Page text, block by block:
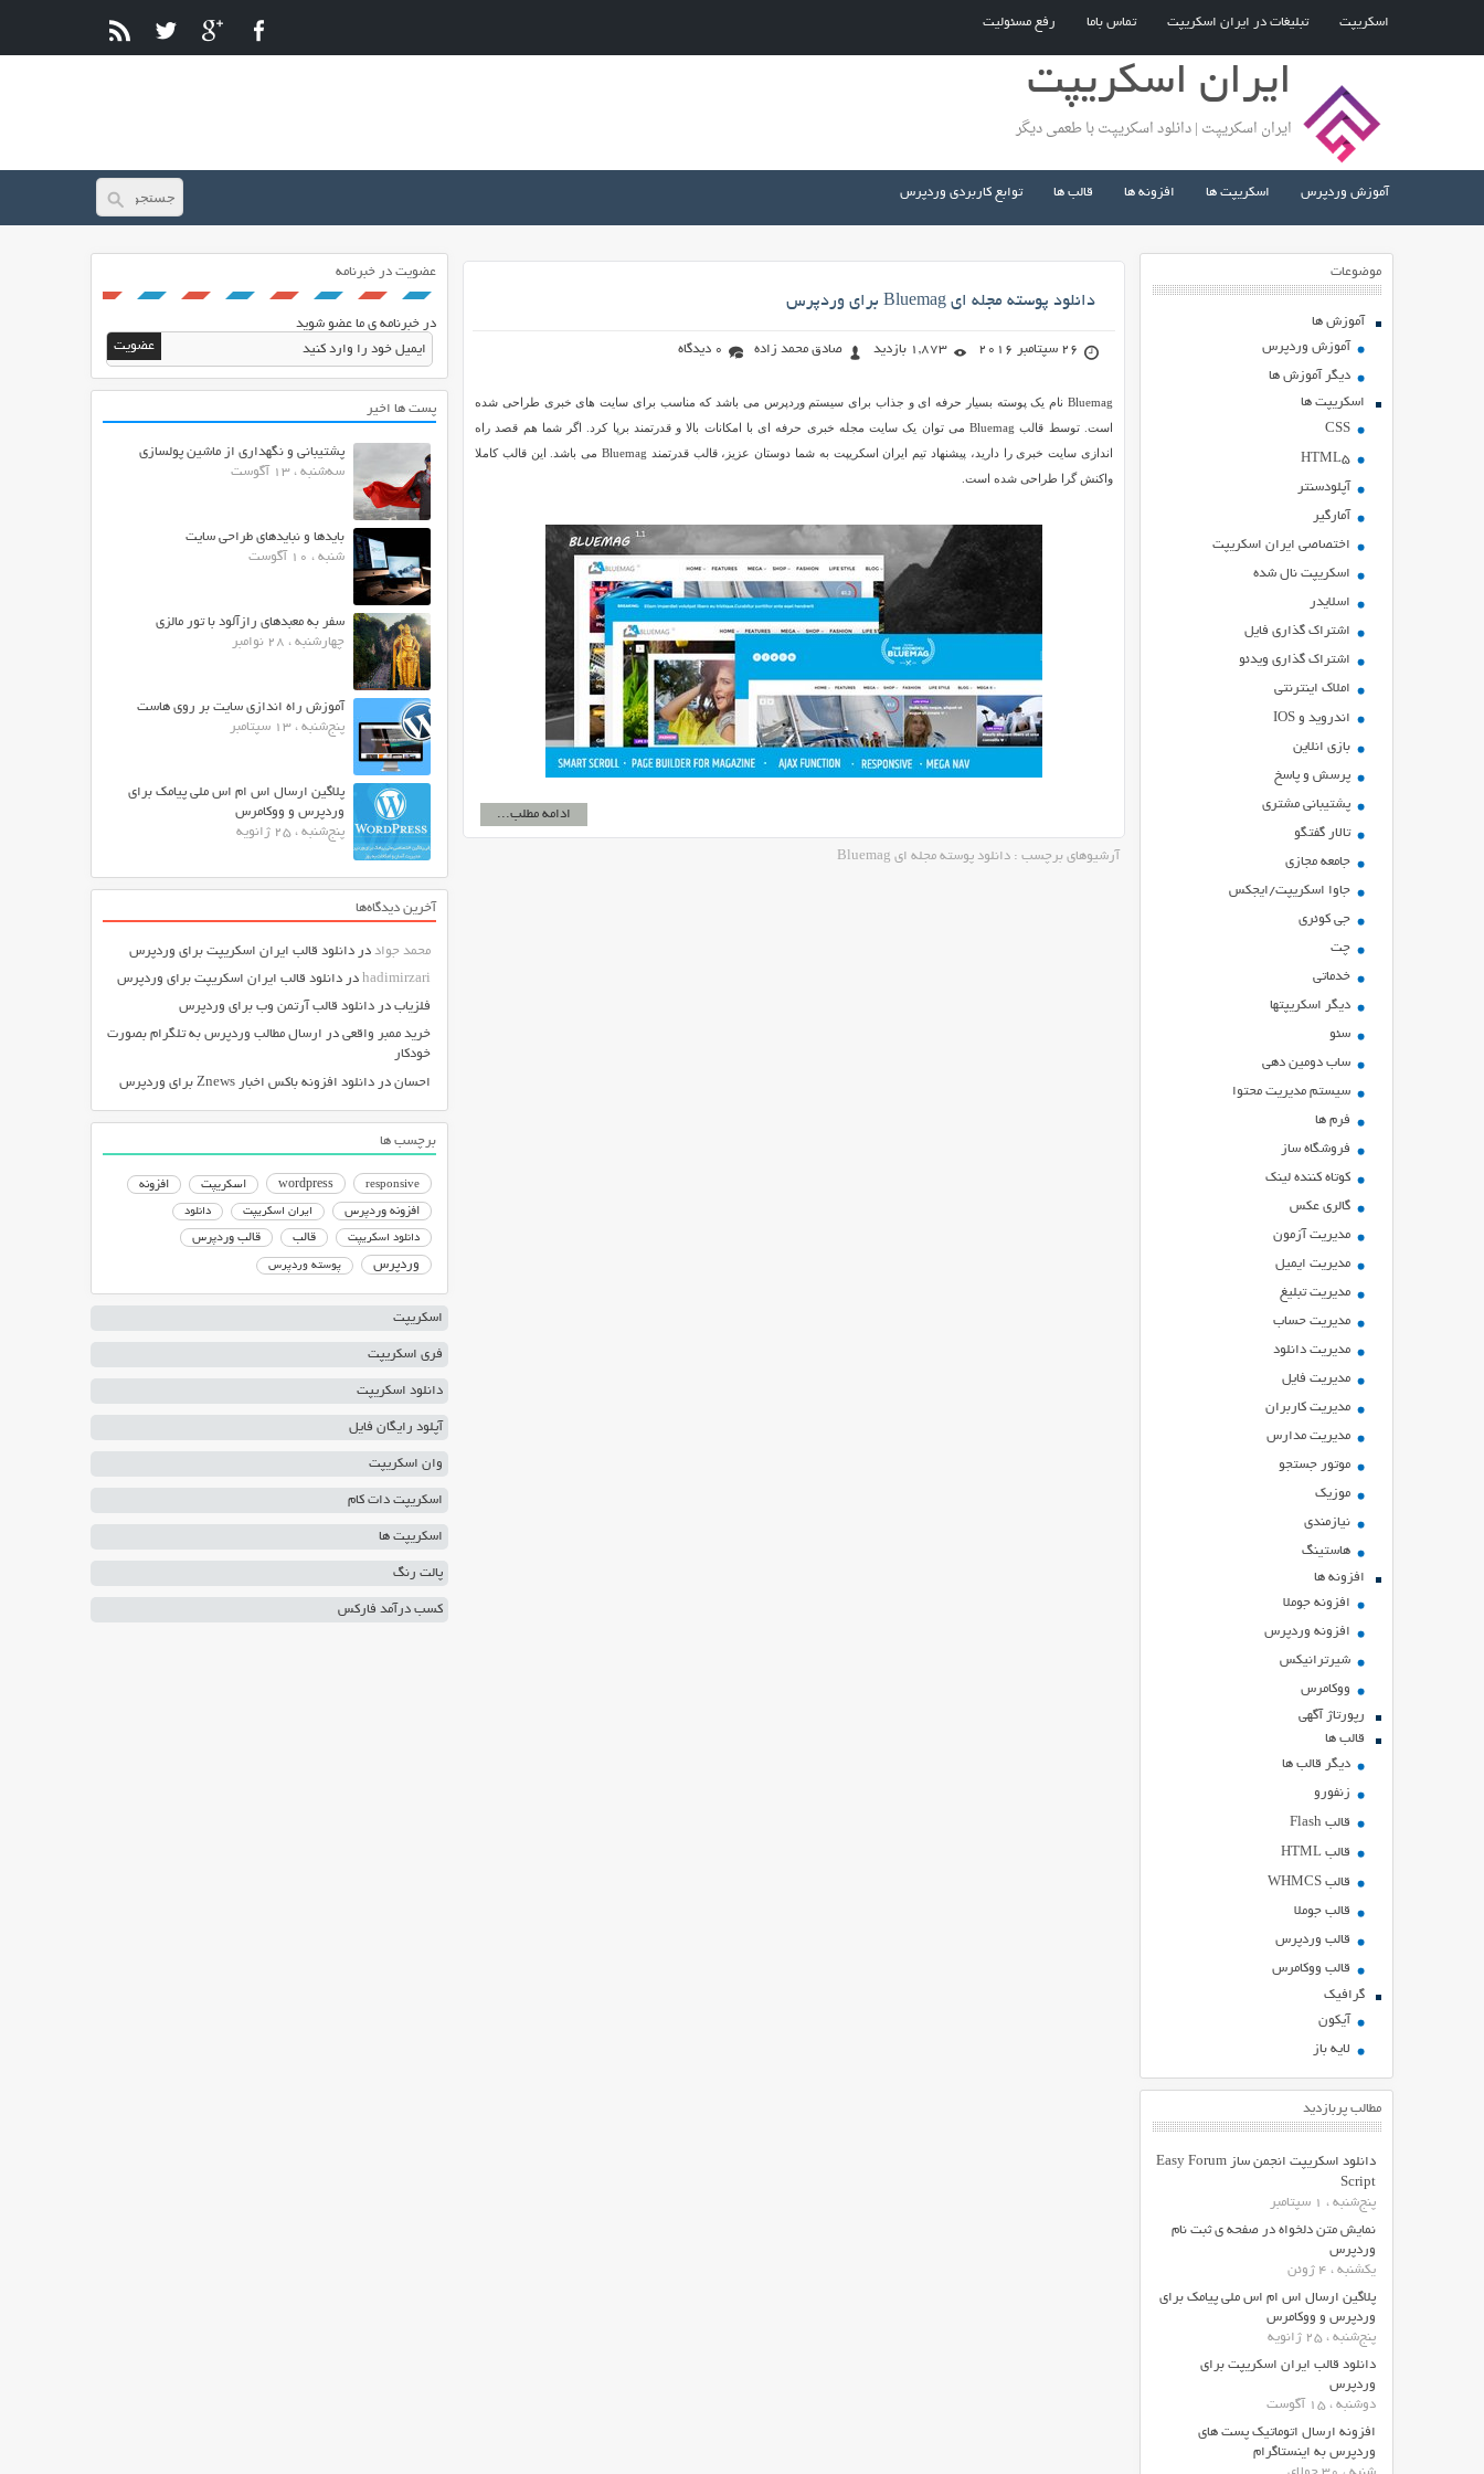
اسکریپت تبلیغات در ایران اسکریپت تماس باما رفع مسئولیت
ایران اسکریپت
ایران اسکریپت | دانلود اسکریپت با طعمی دیگر
آموزش وردپرس اسکریپت ها افزونه ها قالب ها توابع کاربردی وردپرس
موضوعات
آموزش ها
آموزش وردپرس
دیگر آموزش ها
اسکریپت ها
CSS
HTML5
آپلودسنتر
آمارگیر
اختصاصی ایران اسکریپت
اسکریپت نال شده
اسلایدر
اشتراك گذاري فايل
اشتراک گذاری ویدئو
املاک اینترنتی
اندروید و IOS
بازي انلاين
پرسش و پاسخ
پشتیبانی مشتری
تالار گفتگو
جامعه مجازی
جاوا اسکریپت/ایجکس
جی کوئری
چت
خدماتی
ديگر اسكريپتها
سئو
ساب دومین دهی
سیستم مدیریت محتوا
فرم ها
فروشگاه ساز
کوتاه کننده لینک
گالری عکس
مدیریت آزمون
مدیریت ایمیل
مدیریت تبلیغ
مدیریت حساب
مدیریت دانلود
مدیریت فایل
مدیریت کاربران
مدیریت مدارس
موتور جستجو
موزیک
نیازمندی
هاستينگ
افزونه ها
افزونه جوملا
افزونه وردپرس
شیرترانیکس
ووکامرس
رپورتاژ آگهی
قالب ها
دیگر قالب ها
زنفورو
قالب Flash
قالب HTML
قالب WHMCS
قالب جوملا
قالب وردپرس
قالب ووکامرس
گرافیک
آیکون
لایه باز
مطالب پربازدید
دانلود اسکریپت انجمن ساز Easy Forum
Script
پنج‌شنبه ، 1 سپتامبر
نمایش متن دلخواه در صفحه ی ثبت نام
وردپرس
یکشنبه ، 4 ژوئن
پلاگین ارسال اس ام اس ملی پیامک برای
وردپرس و ووکامرس
پنج‌شنبه ، 25 ژانویه
دانلود قالب ایران اسکریپت برای
وردپرس
دوشنبه ، 15 آگوست
افزونه ارسال اتوماتیک پست های
وردپرس به اینستاگرام
دانلود پوسته مجله ای Bluemag برای وردپرس
26 سپتامبر 2016 1,873 بازدید صادق محمد زاده 0 دیدگاه
Bluemag نام یک پوسته بسیار حرفه ای و جذاب برای سیستم وردپرس می باشد که مناسب برای سایت های خبری طراحی شده
است. توسط قالب Bluemag می توان یک سایت مجله خبری حرفه ای با امکانات بالا و قدرتمند برپا کرد. اگر شما هم قصد راه
اندازی سایت خبری را دارید، پیشنهاد تیم ایران اسکریپت به شما دوستان عزیز، قالب قدرتمند Bluemag می باشد. این قالب کاملا
واکنش گرا طراحی شده است.
ادامه مطلب...
آرشیوهای برچسب : دانلود پوسته مجله ای Bluemag
عضویت در خبرنامه
در خبرنامه ی ما عضو شوید
پست ها اخیر
پشتیبانی و نگهداری از ماشین پولسازی
سه‌شنبه ، 13 آگوست
بایدها و نبایدهای طراحی سایت
شنبه ، 10 آگوست
سفر به معبدهای رازآلود با تور مالزی
چهارشنبه ، 28 نوامبر
آموزش راه اندازی سایت بر روی هاست
پنج‌شنبه ، 13 سپتامبر
پلاگین ارسال اس ام اس ملی پیامک برای
وردپرس و ووکامرس
پنج‌شنبه ، 25 ژانویه
آخرین دیدگاه‌ها
محمد جواد در دانلود قالب ایران اسکریپت برای وردپرس
hadimirzari در دانلود قالب ایران اسکریپت برای وردپرس
فلزیاب در دانلود قالب آرتمن وب برای وردپرس
خرید ممبر واقعی در ارسال مطالب وردپرس به تلگرام بصورت
خودکار
احسان در دانلود افزونه باکس اخبار Znews برای وردپرس
برچسب ها
responsive
wordpress اسکریپت
افزونه
افزونه وردپرس
ایران اسکریپت دانلود
دانلود اسکریپت قالب قالب وردپرس
وردپرس پوسته وردپرس
اسکریپت
فری اسکریپت
دانلود اسکریپت
آپلود رایگان فایل
وان اسکریپت
اسکریپت دات کام
اسکریپت ها
پالت رنگ
کسب درآمد فارکس